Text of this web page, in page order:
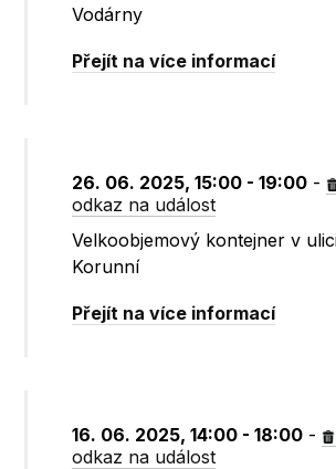
Vodárny
Přejít na více informací
26. 06. 2025, 15:00 - 19:00 -
odkaz na událost
Velkoobjemový kontejner v
Korunní
Přejít na více informací
16. 06. 2025, 14:00 - 18:00 -
odkaz na událost